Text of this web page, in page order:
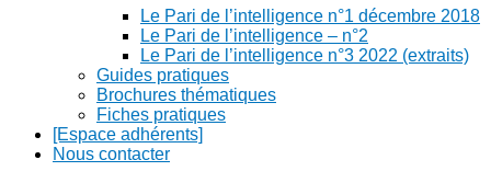
Le Pari de l’intelligence n°1 décembre 2018
Le Pari de l’intelligence – n°2
Le Pari de l’intelligence n°3 2022 (extraits)
Guides pratiques
Brochures thématiques
Fiches pratiques
[Espace adhérents]
Nous contacter